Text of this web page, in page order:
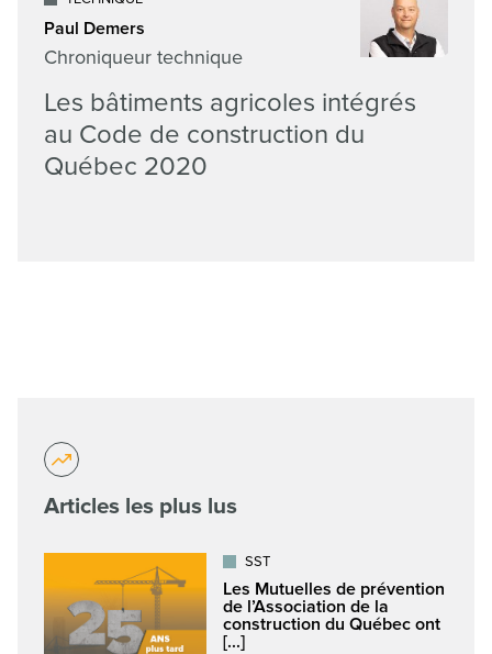
Paul Demers
Chroniqueur technique
Les bâtiments agricoles intégrés
au Code de construction du
Québec 2020
Articles les plus lus
SST
Les Mutuelles de prévention
de l’Association de la
construction du Québec ont
[...]